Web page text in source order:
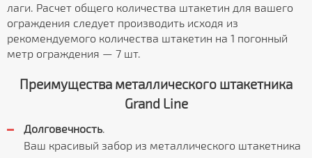
лаги. Расчет общего количества штакетин для вашего
ограждения следует производить исходя из
рекомендуемого количества штакетин на 1 погонный
метр ограждения — 7 шт.
Преимущества металлического штакетника
Grand Line
Долговечность.
Ваш красивый забор из металлического штакетника